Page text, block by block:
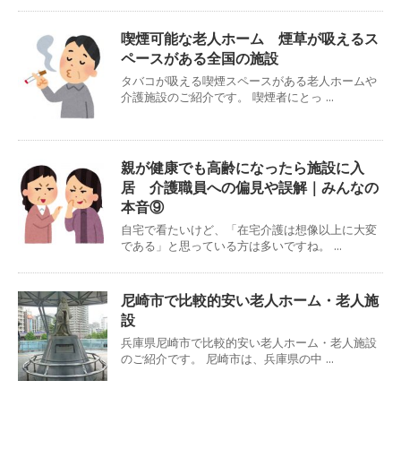
喫煙可能な老人ホーム 煙草が吸えるス
ペースがある全国の施設
タバコが吸える喫煙スペースがある老人ホームや
介護施設のご紹介です。 喫煙者にとっ ...
親が健康でも高齢になったら施設に入
居 介護職員への偏見や誤解｜みんなの
本音⑨
自宅で看たいけど、「在宅介護は想像以上に大変
である」と思っている方は多いですね。 ...
尼崎市で比較的安い老人ホーム・老人施
設
兵庫県尼崎市で比較的安い老人ホーム・老人施設
のご紹介です。 尼崎市は、兵庫県の中 ...